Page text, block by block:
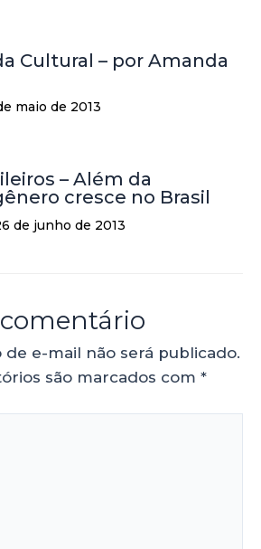
Cultural – por Amanda
maio de 2013
– Além da
cresce no Brasil
de junho de 2013
de e-mail não será publicado.
são marcados com *